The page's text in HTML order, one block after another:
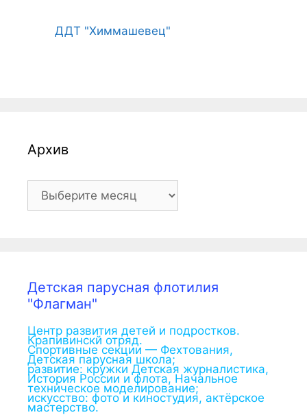
ДДТ "Химмашевец"
Архив
Архив
Детская парусная флотилия
"Флагман"
Центр развития детей и подростков.
Крапивинскй отряд.
Спортивные секции — Фехтования,
Детская парусная школа;
развитие: кружки Детская журналистика,
История России и флота, Начальное
техническое моделирование;
искусство: фото и киностудия, актёрское
мастерство.